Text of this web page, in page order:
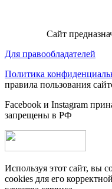
Сайт
Для правообладателей
Политика
правила пользования
Facebook и Instagram
запрещены в РФ
Используя этот сайт, вы
cookies для его